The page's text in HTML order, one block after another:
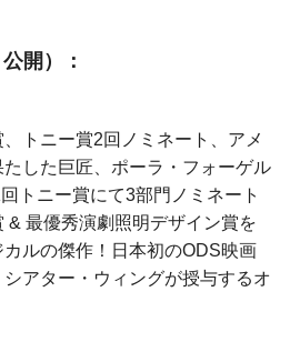
開）：
トニー賞2回ノミネート、アメ
した巨匠、ポーラ・フォーゲル
トニー賞にて3部門ノミネート
& 最優秀演劇照明デザイン賞を
ルの傑作！日本初のODS映画
アター・ウィングが授与するオ